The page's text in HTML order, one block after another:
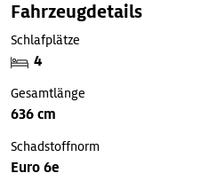
Fahrzeugdetails
Schlafplätze
4
Gesamtlänge
636 cm
Schadstoffnorm
Euro 6e